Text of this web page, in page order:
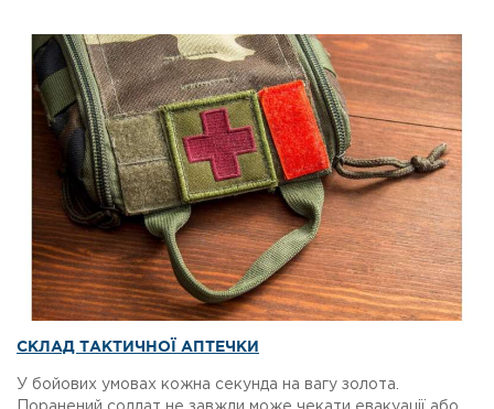
СКЛАД ТАКТИЧНОЇ АПТЕЧКИ
У бойових умовах кожна секунда на вагу золота.